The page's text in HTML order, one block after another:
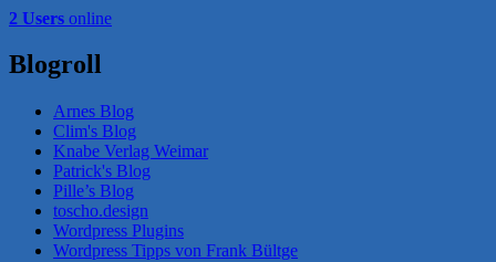
2 Users online
Blogroll
Arnes Blog
Clim's Blog
Knabe Verlag Weimar
Patrick's Blog
Pille’s Blog
toscho.design
Wordpress Plugins
Wordpress Tipps von Frank Bültge